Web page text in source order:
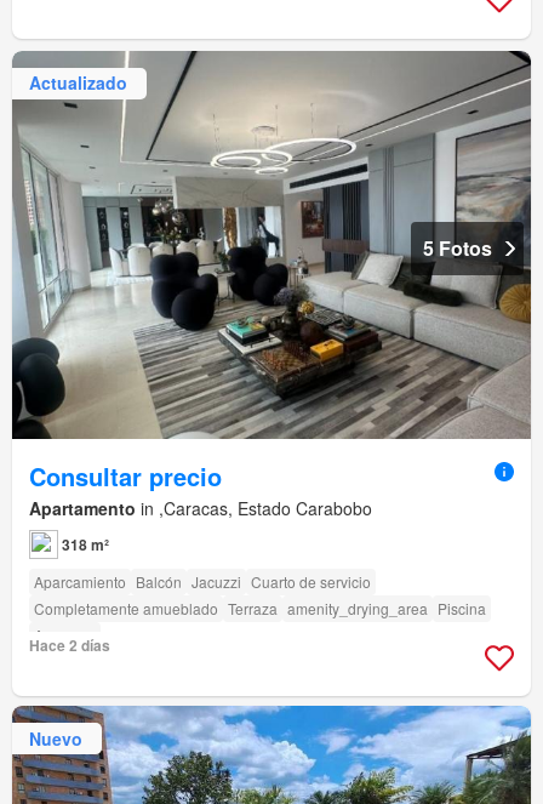
Actualizado
5 Fotos
Consultar precio
Apartamento in ,Caracas, Estado Carabobo
318 m²
Aparcamiento Balcón Jacuzzi Cuarto de servicio
Completamente amueblado Terraza amenity_drying_area Piscina
Ascensor
Hace 2 días
Nuevo